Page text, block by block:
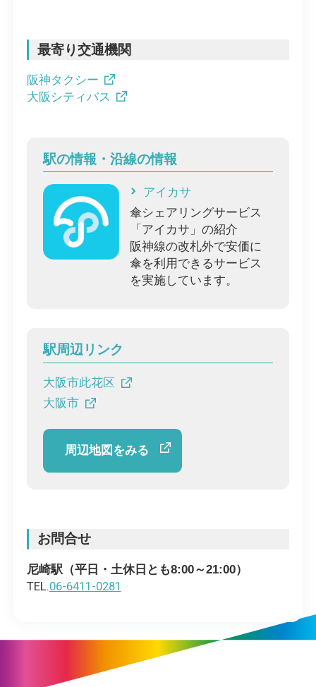
最寄り交通機関
阪神タクシー
大阪シティバス
駅の情報・沿線の情報
アイカサ
傘シェアリングサービス
「アイカサ」の紹介
阪神線の改札外で安価に
傘を利用できるサービス
を実施しています。
駅周辺リンク
大阪市此花区
大阪市
周辺地図をみる
お問合せ
尼崎駅（平日・土休日とも8:00～21:00）
TEL.06-6411-0281